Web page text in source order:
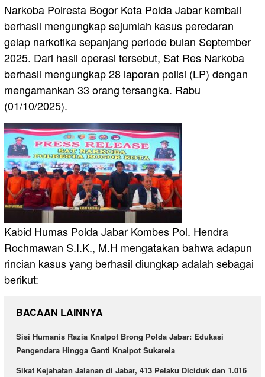
Narkoba Polresta Bogor Kota Polda Jabar kembali
berhasil mengungkap sejumlah kasus peredaran
gelap narkotika sepanjang periode bulan September
2025. Dari hasil operasi tersebut, Sat Res Narkoba
berhasil mengungkap 28 laporan polisi (LP) dengan
mengamankan 33 orang tersangka. Rabu
(01/10/2025).
Kabid Humas Polda Jabar Kombes Pol. Hendra
Rochmawan S.I.K., M.H mengatakan bahwa adapun
rincian kasus yang berhasil diungkap adalah sebagai
berikut:
BACAAN LAINNYA
Sisi Humanis Razia Knalpot Brong Polda Jabar: Edukasi
Pengendara Hingga Ganti Knalpot Sukarela
Sikat Kejahatan Jalanan di Jabar, 413 Pelaku Diciduk dan 1.016